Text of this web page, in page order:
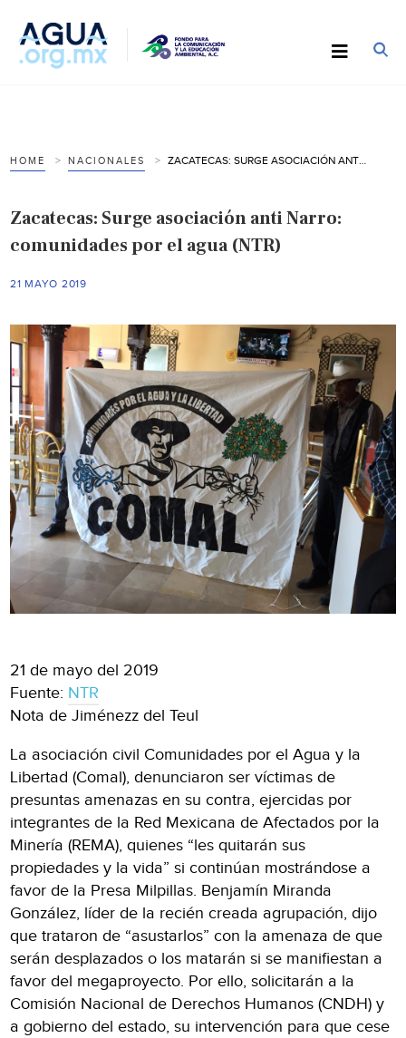
HOME NACIONALES
Zacatecas: Surge asociación anti Narro:
comunidades por el agua (NTR)
21 MAYO 2019
21 de mayo del 2019
Fuente: NTR
Nota de Jiménezz del Teul
La asociación civil Comunidades por el Agua y la
Libertad (Comal), denunciaron ser víctimas de
presuntas amenazas en su contra, ejercidas por
integrantes de la Red Mexicana de Afectados por la
Minería (REMA), quienes “les quitarán sus
propiedades y la vida” si continúan mostrándose a
favor de la Presa Milpillas. Benjamín Miranda
González, líder de la recién creada agrupación, dijo
que trataron de “asustarlos” con la amenaza de que
serán desplazados o los matarán si se manifiestan a
favor del megaproyecto. Por ello, solicitarán a la
Comisión Nacional de Derechos Humanos (CNDH) y
a gobierno del estado, su intervención para que cese